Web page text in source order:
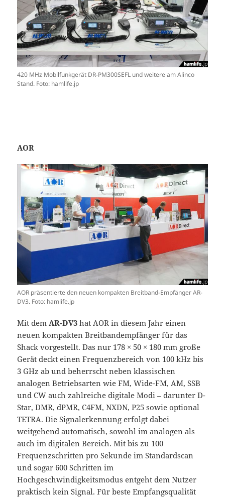
420 MHz Mobilfunkgerät DR-PM300SEFL und weitere am Alinco
Stand. Foto: hamlife.jp
AOR
AOR präsentierte den neuen kompakten Breitband-Empfänger AR-
DV3. Foto: hamlife.jp
Mit dem AR-DV3 hat AOR in diesem Jahr einen
neuen kompakten Breitbandempfänger für das
Shack vorgestellt. Das nur 178 × 50 × 180 mm große
Gerät deckt einen Frequenzbereich von 100 kHz bis
3 GHz ab und beherrscht neben klassischen
analogen Betriebsarten wie FM, Wide-FM, AM, SSB
und CW auch zahlreiche digitale Modi – darunter D-
Star, DMR, dPMR, C4FM, NXDN, P25 sowie optional
TETRA. Die Signalerkennung erfolgt dabei
weitgehend automatisch, sowohl im analogen als
auch im digitalen Bereich. Mit bis zu 100
Frequenzschritten pro Sekunde im Standardscan
und sogar 600 Schritten im
Hochgeschwindigkeitsmodus entgeht dem Nutzer
praktisch kein Signal. Für beste Empfangsqualität